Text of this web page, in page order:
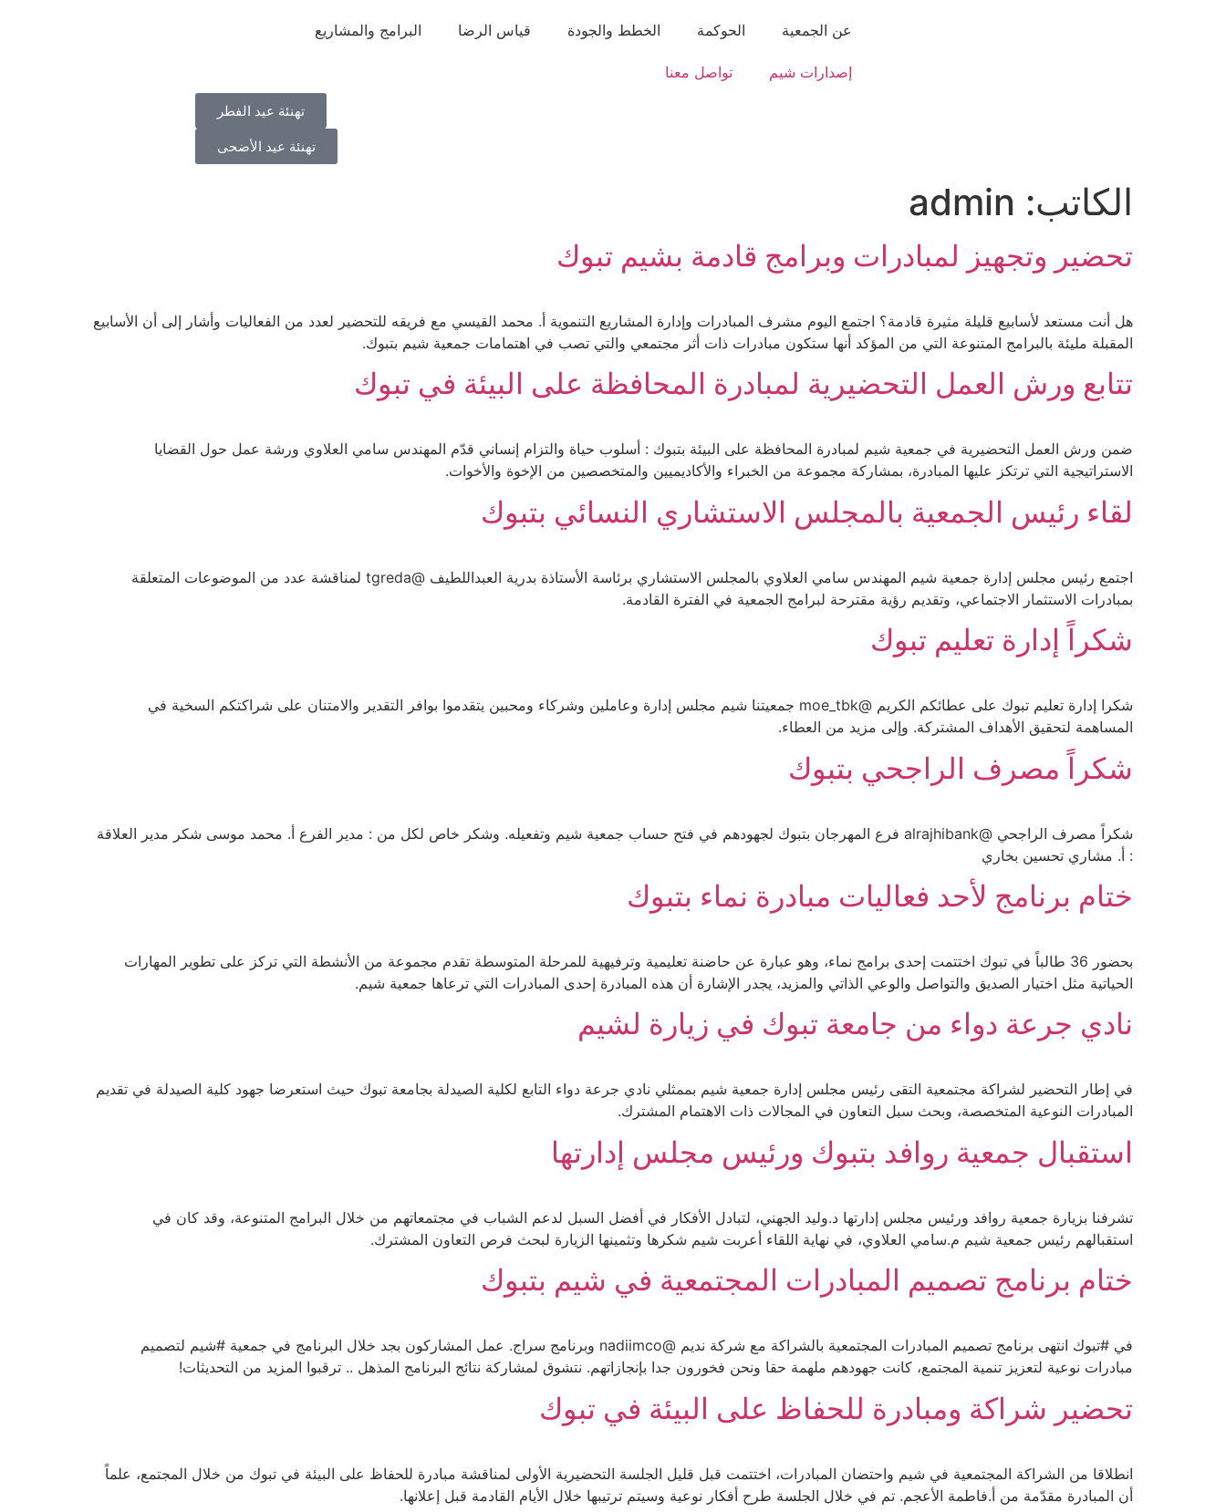
عن الجمعية الحوكمة الخطط والجودة قياس الرضا البرامج والمشاريع
إصدارات شيم تواصل معنا
تهنئة عيد الفطر
تهنئة عيد الأضحى
الكاتب: admin
تحضير وتجهيز لمبادرات وبرامج قادمة بشيم تبوك
هل أنت مستعد لأسابيع قليلة مثيرة قادمة؟ اجتمع اليوم مشرف المبادرات وإدارة المشاريع التنموية أ. محمد القيسي مع فريقه للتحضير لعدد من الفعاليات وأشار إلى أن الأسابيع
المقبلة مليئة بالبرامج المتنوعة التي من المؤكد أنها ستكون مبادرات ذات أثر مجتمعي والتي تصب في اهتمامات جمعية شيم بتبوك.
تتابع ورش العمل التحضيرية لمبادرة المحافظة على البيئة في تبوك
ضمن ورش العمل التحضيرية في جمعية شيم لمبادرة المحافظة على البيئة بتبوك : أسلوب حياة والتزام إنساني قدّم المهندس سامي العلاوي ورشة عمل حول القضايا
الاستراتيجية التي ترتكز عليها المبادرة، بمشاركة مجموعة من الخبراء والأكاديميين والمتخصصين من الإخوة والأخوات.
لقاء رئيس الجمعية بالمجلس الاستشاري النسائي بتبوك
اجتمع رئيس مجلس إدارة جمعية شيم المهندس سامي العلاوي بالمجلس الاستشاري برئاسة الأستاذة بدرية العبداللطيف ‏@tgreda لمناقشة عدد من الموضوعات المتعلقة
بمبادرات الاستثمار الاجتماعي، وتقديم رؤية مقترحة لبرامج الجمعية في الفترة القادمة.
شكراً إدارة تعليم تبوك
شكرا إدارة تعليم تبوك على عطائكم الكريم @moe_tbk جمعيتنا شيم مجلس إدارة وعاملين وشركاء ومحبين يتقدموا بوافر التقدير والامتنان على شراكتكم السخية في
المساهمة لتحقيق الأهداف المشتركة. وإلى مزيد من العطاء.
شكراً مصرف الراجحي بتبوك
شكراً مصرف الراجحي @alrajhibank فرع المهرجان بتبوك لجهودهم في فتح حساب جمعية شيم وتفعيله. وشكر خاص لكل من : مدير الفرع أ. محمد موسى شكر مدير العلاقة
: أ. مشاري تحسين بخاري
ختام برنامج لأحد فعاليات مبادرة نماء بتبوك
بحضور 36 طالباً في تبوك اختتمت إحدى برامج نماء، وهو عبارة عن حاضنة تعليمية وترفيهية للمرحلة المتوسطة تقدم مجموعة من الأنشطة التي تركز على تطوير المهارات
الحياتية مثل اختيار الصديق والتواصل والوعي الذاتي والمزيد، يجدر الإشارة أن هذه المبادرة إحدى المبادرات التي ترعاها جمعية شيم.
نادي جرعة دواء من جامعة تبوك في زيارة لشيم
في إطار التحضير لشراكة مجتمعية التقى رئيس مجلس إدارة جمعية شيم بممثلي نادي جرعة دواء التابع لكلية الصيدلة بجامعة ‫تبوك‬ حيث استعرضا جهود كلية الصيدلة في تقديم
المبادرات النوعية المتخصصة، وبحث سبل التعاون في المجالات ذات الاهتمام المشترك.
استقبال جمعية روافد بتبوك ورئيس مجلس إدارتها
تشرفنا بزيارة جمعية روافد ورئيس مجلس إدارتها د.وليد الجهني، لتبادل الأفكار في أفضل السبل لدعم الشباب في مجتمعاتهم من خلال البرامج المتنوعة، وقد كان في
استقبالهم رئيس جمعية شيم م.سامي العلاوي، في نهاية اللقاء أعربت شيم شكرها وتثمينها الزيارة لبحث فرص التعاون المشترك.
ختام برنامج تصميم المبادرات المجتمعية في شيم بتبوك
في #تبوك انتهى برنامج تصميم المبادرات المجتمعية بالشراكة مع شركة نديم @nadiimco وبرنامج سراج. عمل المشاركون بجد خلال البرنامج في جمعية #شيم لتصميم
مبادرات نوعية لتعزيز تنمية المجتمع، كانت جهودهم ملهمة حقا ونحن فخورون جدا بإنجازاتهم. نتشوق لمشاركة نتائج البرنامج المذهل .. ترقبوا المزيد من التحديثات!
تحضير شراكة ومبادرة للحفاظ على البيئة في تبوك
انطلاقا من الشراكة المجتمعية في شيم واحتضان المبادرات، اختتمت قبل قليل الجلسة التحضيرية الأولى لمناقشة مبادرة للحفاظ على البيئة في تبوك من خلال المجتمع، علماً
أن المبادرة مقدّمة من أ.فاطمة الأعجم. تم في خلال الجلسة طرح أفكار نوعية وسيتم ترتيبها خلال الأيام القادمة قبل إعلانها.